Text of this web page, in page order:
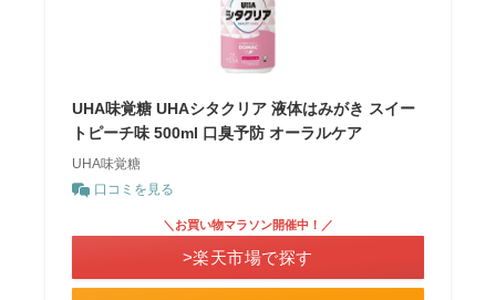
UHA味覚糖 UHAシタクリア 液体はみがき スイー
トピーチ味 500ml 口臭予防 オーラルケア
UHA味覚糖
口コミを見る
＼お買い物マラソン開催中！／
>楽天市場で探す